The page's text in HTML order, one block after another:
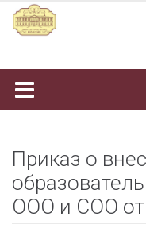
Наверх
Приказ о
ООО и СОО от